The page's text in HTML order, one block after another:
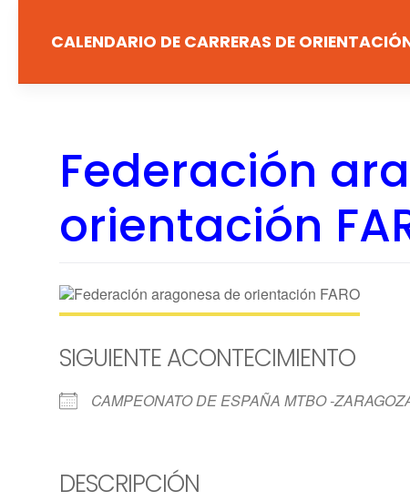
CALENDARIO DE CARRERAS DE
Federación
orientación
SIGUIENTE ACONTECIMIENTO
CAMPEONATO DE ESPAÑA MTBO -
DESCRIPCIÓN